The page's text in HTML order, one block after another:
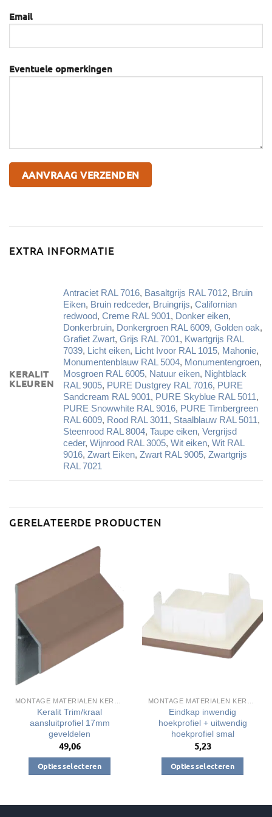
Email
Eventuele opmerkingen
EXTRA INFORMATIE
KERALIT
KLEUREN
Antraciet RAL 7016, Basaltgrijs RAL 7012, Bruin
Eiken, Bruin redceder, Bruingrijs, Californian
redwood, Creme RAL 9001, Donker eiken,
Donkerbruin, Donkergroen RAL 6009, Golden oak,
Grafiet Zwart, Grijs RAL 7001, Kwartgrijs RAL
7039, Licht eiken, Licht Ivoor RAL 1015, Mahonie,
Monumentenblauw RAL 5004, Monumentengroen,
Mosgroen RAL 6005, Natuur eiken, Nightblack
RAL 9005, PURE Dustgrey RAL 7016, PURE
Sandcream RAL 9001, PURE Skyblue RAL 5011,
PURE Snowwhite RAL 9016, PURE Timbergreen
RAL 6009, Rood RAL 3011, Staalblauw RAL 5011,
Steenrood RAL 8004, Taupe eiken, Vergrijsd
ceder, Wijnrood RAL 3005, Wit eiken, Wit RAL
9016, Zwart Eiken, Zwart RAL 9005, Zwartgrijs
RAL 7021
GERELATEERDE PRODUCTEN
MONTAGE MATERIALEN KERALIT
Keralit Trim/kraal
aansluitprofiel 17mm
geveldelen
49,06
Opties selecteren
MONTAGE MATERIALEN KERALIT
Eindkap inwendig
hoekprofiel + uitwendig
hoekprofiel smal
5,23
Opties selecteren